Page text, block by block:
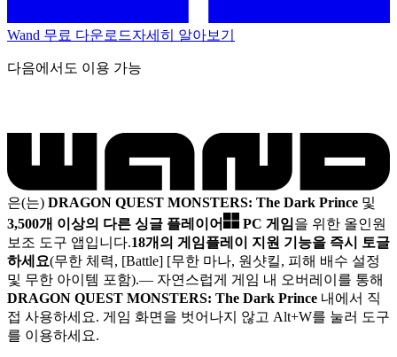
Wand 무료 다운로드자세히 알아보기
다음에서도 이용 가능
은(는) DRAGON QUEST MONSTERS: The Dark Prince 및
3,500개 이상의 다른 싱글 플레이어
PC 게임을 위한 올인원
보조 도구 앱입니다.18개의 게임플레이 지원 기능을 즉시 토글
하세요(무한 체력, [Battle] [무한 마나, 원샷킬, 피해 배수 설정
및 무한 아이템 포함).— 자연스럽게 게임 내 오버레이를 통해
DRAGON QUEST MONSTERS: The Dark Prince 내에서 직
접 사용하세요. 게임 화면을 벗어나지 않고 Alt+W를 눌러 도구
를 이용하세요.